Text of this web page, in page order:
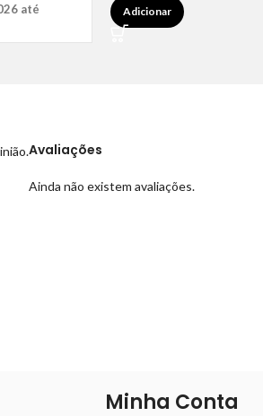
até
Adicionar
Avaliações
Ainda não existem avaliações.
Minha Conta